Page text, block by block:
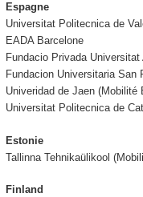
Espagne
Universitat Politecnica de
EADA Barcelone
Fundacio Privada
Fundacion Universitaria San
Univeridad de Jaen (Mobilité
Universitat Politecnica de
Estonie
Tallinna Tehnikaülikool
Finland